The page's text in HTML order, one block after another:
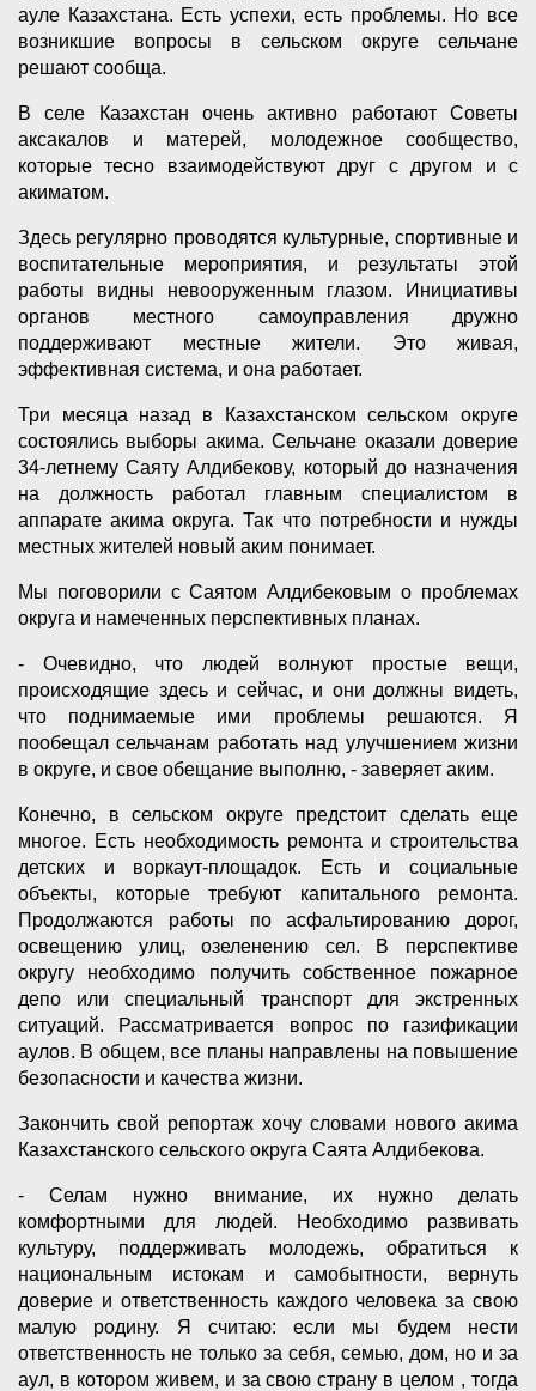
ауле Казахстана. Есть успехи, есть проблемы. Но все
возникшие вопросы в сельском округе сельчане
решают сообща.
В селе Казахстан очень активно работают Советы
аксакалов и матерей, молодежное сообщество,
которые тесно взаимодействуют друг с другом и с
акиматом.
Здесь регулярно проводятся культурные, спортивные и
воспитательные мероприятия, и результаты этой
работы видны невооруженным глазом. Инициативы
органов местного самоуправления дружно
поддерживают местные жители. Это живая,
эффективная система, и она работает.
Три месяца назад в Казахстанском сельском округе
состоялись выборы акима. Сельчане оказали доверие
34-летнему Саяту Алдибекову, который до назначения
на должность работал главным специалистом в
аппарате акима округа. Так что потребности и нужды
местных жителей новый аким понимает.
Мы поговорили с Саятом Алдибековым о проблемах
округа и намеченных перспективных планах.
- Очевидно, что людей волнуют простые вещи,
происходящие здесь и сейчас, и они должны видеть,
что поднимаемые ими проблемы решаются. Я
пообещал сельчанам работать над улучшением жизни
в округе, и свое обещание выполню, - заверяет аким.
Конечно, в сельском округе предстоит сделать еще
многое. Есть необходимость ремонта и строительства
детских и воркаут-площадок. Есть и социальные
объекты, которые требуют капитального ремонта.
Продолжаются работы по асфальтированию дорог,
освещению улиц, озеленению сел. В перспективе
округу необходимо получить собственное пожарное
депо или специальный транспорт для экстренных
ситуаций. Рассматривается вопрос по газификации
аулов. В общем, все планы направлены на повышение
безопасности и качества жизни.
Закончить свой репортаж хочу словами нового акима
Казахстанского сельского округа Саята Алдибекова.
- Селам нужно внимание, их нужно делать
комфортными для людей. Необходимо развивать
культуру, поддерживать молодежь, обратиться к
национальным истокам и самобытности, вернуть
доверие и ответственность каждого человека за свою
малую родину. Я считаю: если мы будем нести
ответственность не только за себя, семью, дом, но и за
аул, в котором живем, и за свою страну в целом , тогда